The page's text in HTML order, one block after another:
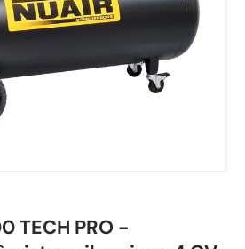
TECH PRO -